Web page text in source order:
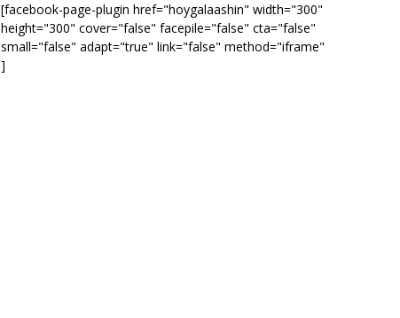
[facebook-page-plugin href="hoygalaashin" width="300"
height="300" cover="false" facepile="false" cta="false"
small="false" adapt="true" link="false" method="iframe"
]